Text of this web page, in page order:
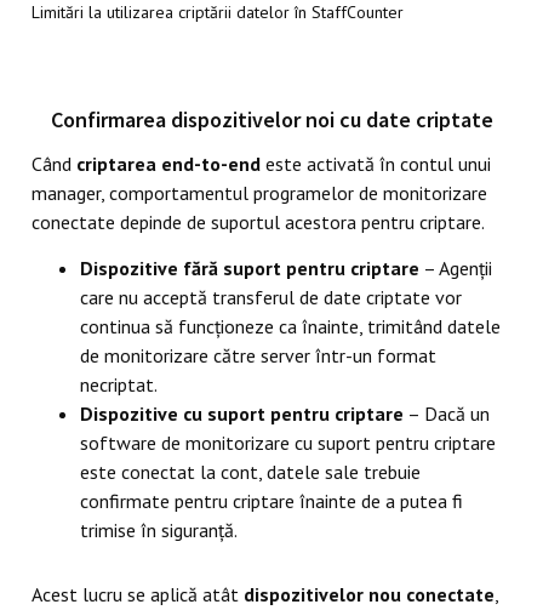
Limitări la utilizarea criptării datelor în StaffCounter
Confirmarea dispozitivelor noi cu date criptate
Când criptarea end-to-end este activată în contul unui
manager, comportamentul programelor de monitorizare
conectate depinde de suportul acestora pentru criptare.
Dispozitive fără suport pentru criptare – Agenții
care nu acceptă transferul de date criptate vor
continua să funcționeze ca înainte, trimitând datele
de monitorizare către server într-un format
necriptat.
Dispozitive cu suport pentru criptare – Dacă un
software de monitorizare cu suport pentru criptare
este conectat la cont, datele sale trebuie
confirmate pentru criptare înainte de a putea fi
trimise în siguranță.
Acest lucru se aplică atât dispozitivelor nou conectate,